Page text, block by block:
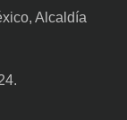
Alcaldía